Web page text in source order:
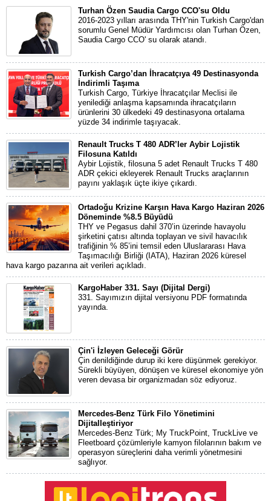
Turhan Özen Saudia Cargo CCO'su Oldu
2016-2023 yılları arasında THY'nin Turkish Cargo'dan
sorumlu Genel Müdür Yardımcısı olan Turhan Özen,
Saudia Cargo CCO' su olarak atandı.
Turkish Cargo’dan İhracatçıya 49 Destinasyonda
İndirimli Taşıma
Turkish Cargo, Türkiye İhracatçılar Meclisi ile
yenilediği anlaşma kapsamında ihracatçıların
ürünlerini 30 ülkedeki 49 destinasyona ortalama
yüzde 34 indirimle taşıyacak.
Renault Trucks T 480 ADR’ler Aybir Lojistik
Filosuna Katıldı
Aybir Lojistik, filosuna 5 adet Renault Trucks T 480
ADR çekici ekleyerek Renault Trucks araçlarının
payını yaklaşık üçte ikiye çıkardı.
Ortadoğu Krizine Karşın Hava Kargo Haziran 2026
Döneminde %8.5 Büyüdü
THY ve Pegasus dahil 370’in üzerinde havayolu
şirketini çatısı altında toplayan ve sivil havacılık
trafiğinin % 85’ini temsil eden Uluslararası Hava
Taşımacılığı Birliği (IATA), Haziran 2026 küresel
hava kargo pazarına ait verileri açıkladı.
KargoHaber 331. Sayı (Dijital Dergi)
331. Sayımızın dijital versiyonu PDF formatında
yayında.
Çin'i İzleyen Geleceği Görür
Çin denildiğinde durup iki kere düşünmek gerekiyor.
Sürekli büyüyen, dönüşen ve küresel ekonomiye yön
veren devasa bir organizmadan söz ediyoruz.
Mercedes-Benz Türk Filo Yönetimini
Dijitalleştiriyor
Mercedes-Benz Türk; My TruckPoint, TruckLive ve
Fleetboard çözümleriyle kamyon filolarının bakım ve
operasyon süreçlerini daha verimli yönetmesini
sağlıyor.